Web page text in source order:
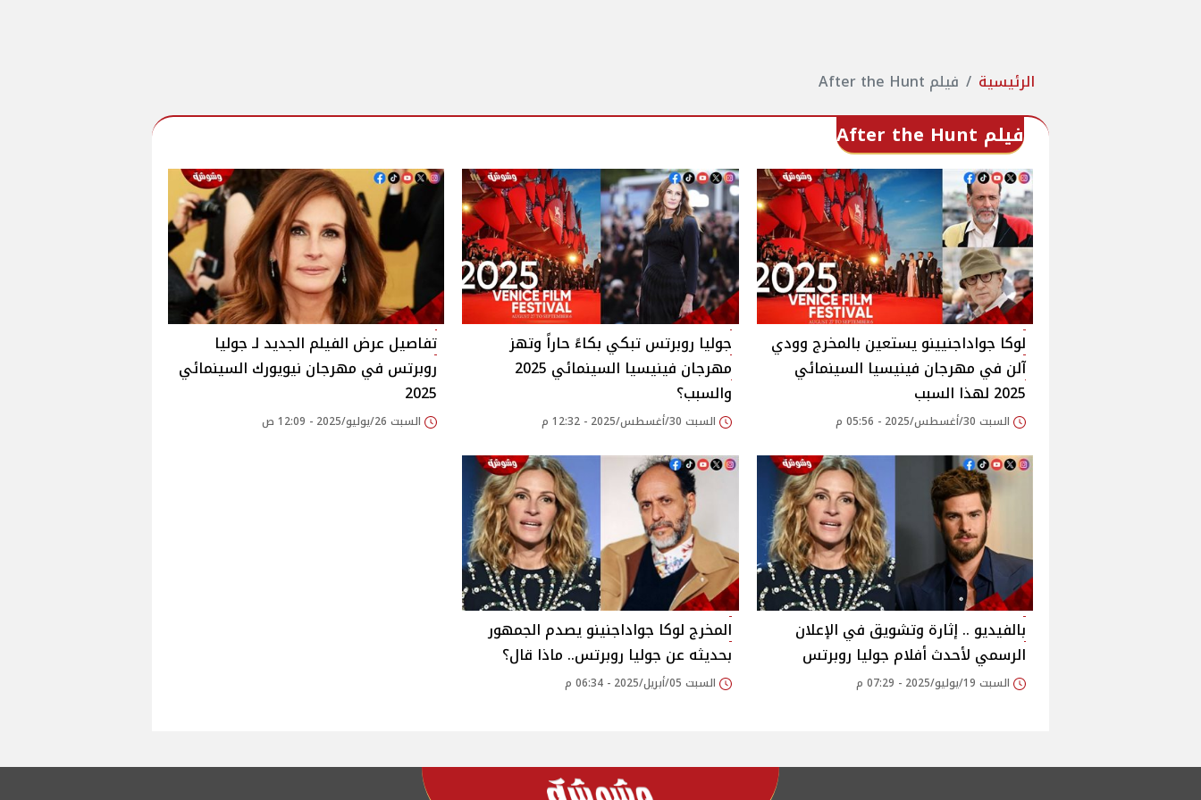
الرئيسية فيلم After the Hunt
فيلم After the Hunt
لوكا جواداجنيينو يستعين بالمخرج وودي
آلن في مهرجان فينيسيا السينمائي
2025 لهذا السبب
السبت 30/أغسطس/2025 - 05:56 م
جوليا روبرتس تبكي بكاءً حاراً وتهز
مهرجان فينيسيا السينمائي 2025
والسبب؟
السبت 30/أغسطس/2025 - 12:32 م
تفاصيل عرض الفيلم الجديد لـ جوليا
روبرتس في مهرجان نيويورك السينمائي
2025
السبت 26/يوليو/2025 - 12:09 ص
بالفيديو .. إثارة وتشويق في الإعلان
الرسمي لأحدث أفلام جوليا روبرتس
السبت 19/يوليو/2025 - 07:29 م
المخرج لوكا جواداجنينو يصدم الجمهور
بحديثه عن جوليا روبرتس.. ماذا قال؟
السبت 05/أبريل/2025 - 06:34 م